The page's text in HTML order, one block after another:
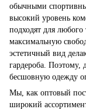
обычными
высокий уровень
подходят для любого
максимальную
эстетичный вид
гардероба. Поэтому,
бесшовную одежду
Мы, как оптовый
широкий